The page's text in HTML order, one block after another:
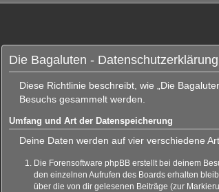
Die Bagaluten - Datenschutzerklärung
Diese Richtlinie beschreibt, wie „Die
Besuchs gesammelt werden.
Umfang und Art der Datenspeicherung
Deine Daten werden auf vier verschiedene
Die Forensoftware phpBB erstellt bei deinem
den einzelnen Aufrufen des Boards erhalten
über die von dir gelesenen Beiträge (zur